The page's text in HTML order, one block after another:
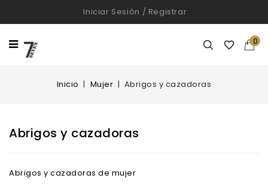
Iniciar Sesión / Registrar
0

Inicio Mujer Abrigos y cazadoras
Abrigos y cazadoras
Abrigos y cazadoras de mujer